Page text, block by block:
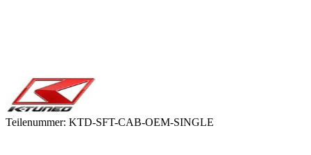
Teilenummer: KTD-SFT-CAB-OEM-SINGLE